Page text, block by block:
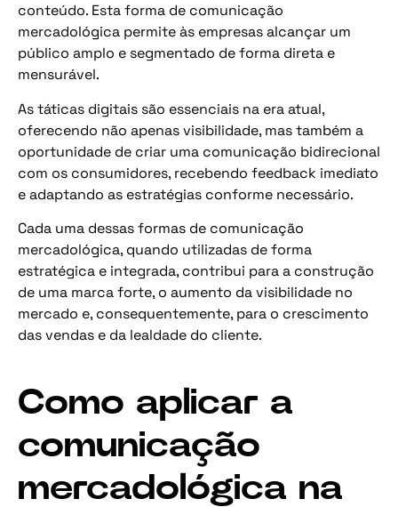
conteúdo. Esta forma de comunicação
mercadológica permite às empresas alcançar um
público amplo e segmentado de forma direta e
mensurável.
As táticas digitais são essenciais na era atual,
oferecendo não apenas visibilidade, mas também a
oportunidade de criar uma comunicação bidirecional
com os consumidores, recebendo feedback imediato
e adaptando as estratégias conforme necessário.
Cada uma dessas formas de comunicação
mercadológica, quando utilizadas de forma
estratégica e integrada, contribui para a construção
de uma marca forte, o aumento da visibilidade no
mercado e, consequentemente, para o crescimento
das vendas e da lealdade do cliente.
Como aplicar a
comunicação
mercadológica na